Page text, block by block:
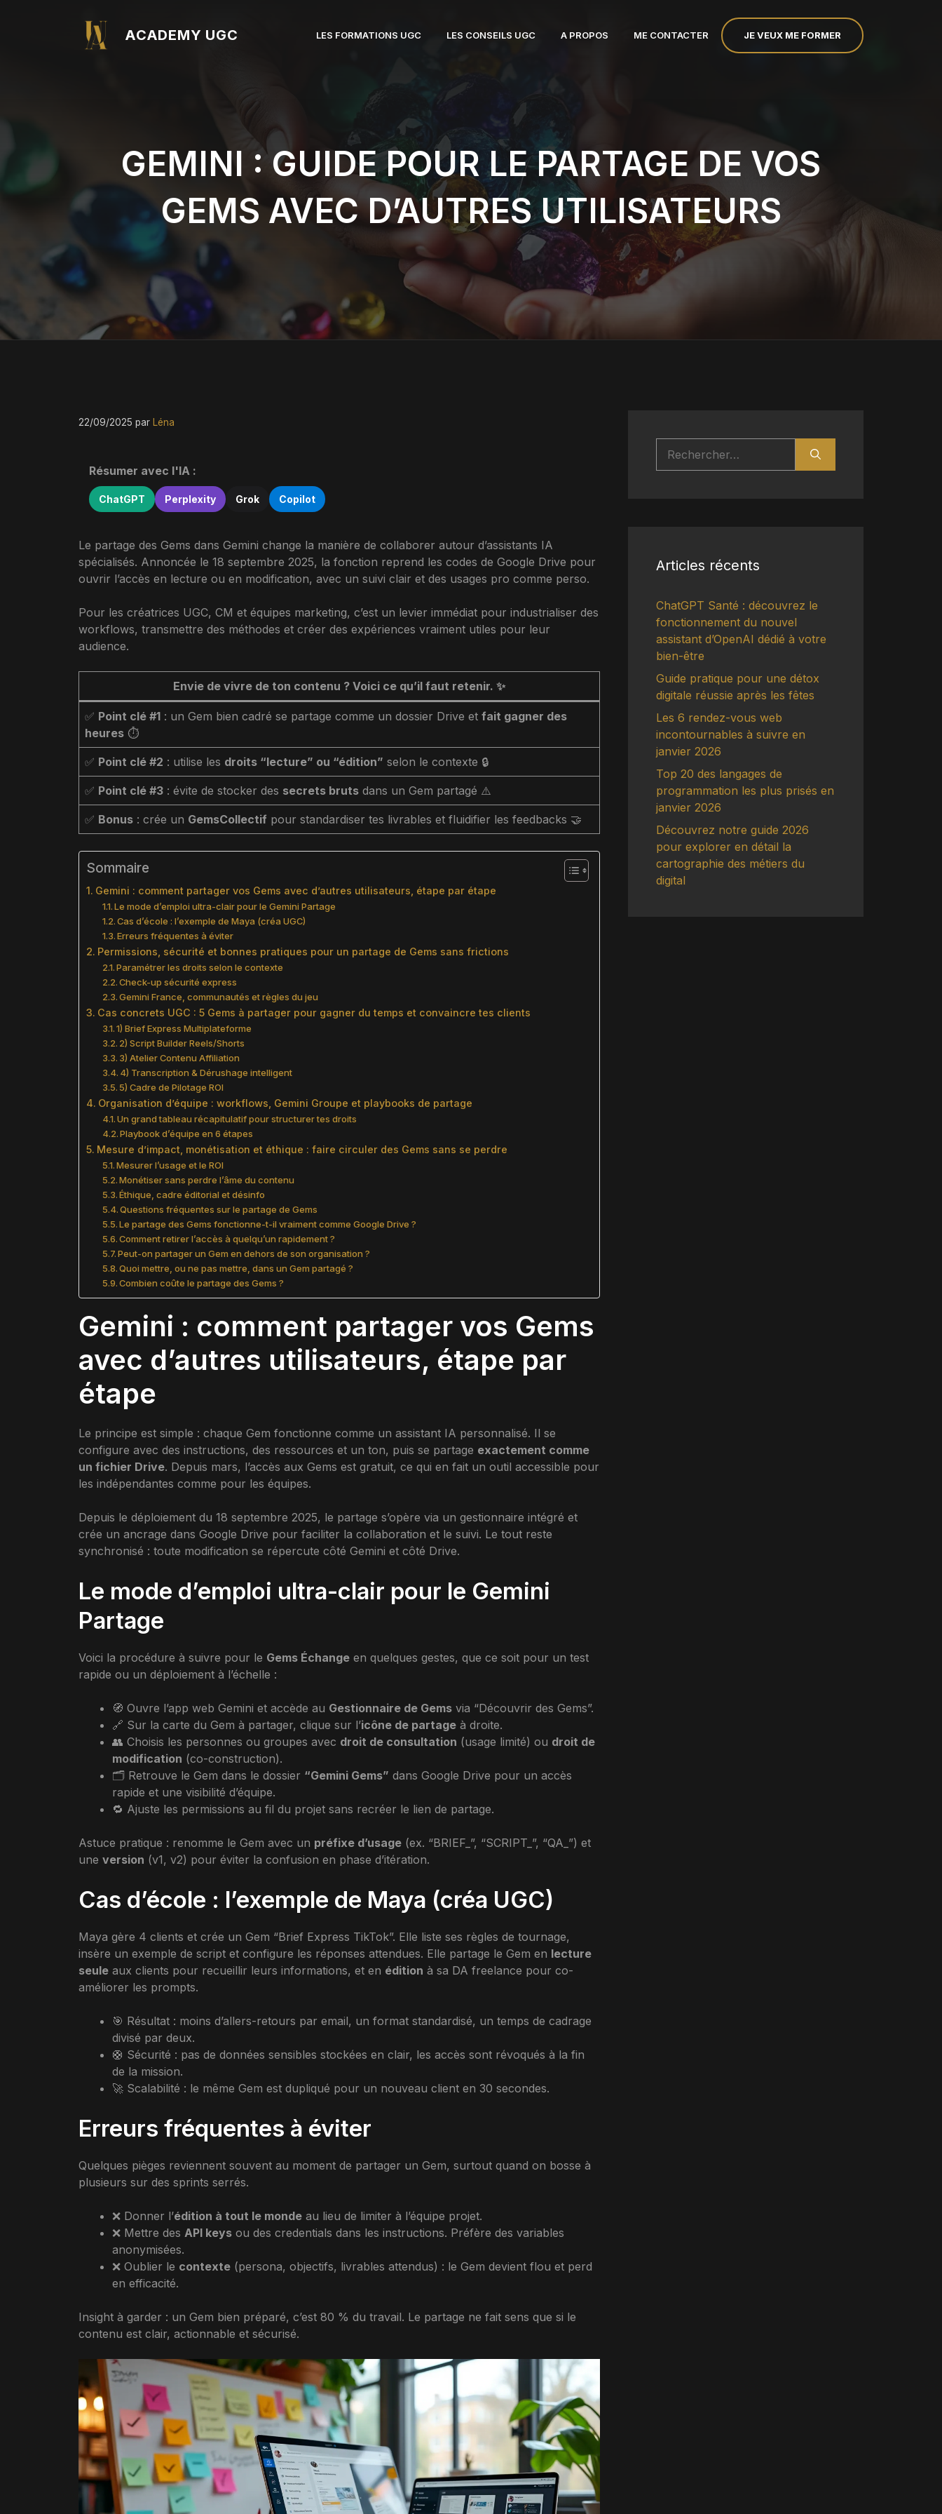
ACADEMY UGC LES FORMATIONS UGC LES CONSEILS UGC A PROPOS ME CONTACTER JE VEUX ME FORMER
GEMINI : GUIDE POUR LE PARTAGE DE VOS
GEMS AVEC D’AUTRES UTILISATEURS
22/09/2025 par Léna
Résumer avec l'IA :
ChatGPT Perplexity Grok Copilot
Le partage des Gems dans Gemini change la manière de collaborer autour d’assistants IA
spécialisés. Annoncée le 18 septembre 2025, la fonction reprend les codes de Google Drive pour
ouvrir l’accès en lecture ou en modification, avec un suivi clair et des usages pro comme perso.
Pour les créatrices UGC, CM et équipes marketing, c’est un levier immédiat pour industrialiser des
workflows, transmettre des méthodes et créer des expériences vraiment utiles pour leur
audience.
Envie de vivre de ton contenu ? Voici ce qu’il faut retenir. ✨
✅ Point clé #1 : un Gem bien cadré se partage comme un dossier Drive et fait gagner des
heures ⏱️
✅ Point clé #2 : utilise les droits “lecture” ou “édition” selon le contexte 🔒
✅ Point clé #3 : évite de stocker des secrets bruts dans un Gem partagé ⚠️
✅ Bonus : crée un GemsCollectif pour standardiser tes livrables et fluidifier les feedbacks 🤝
Sommaire
Gemini : comment partager vos Gems avec d’autres utilisateurs, étape par étape
Le mode d’emploi ultra-clair pour le Gemini Partage
Cas d’école : l’exemple de Maya (créa UGC)
Erreurs fréquentes à éviter
Permissions, sécurité et bonnes pratiques pour un partage de Gems sans frictions
Paramétrer les droits selon le contexte
Check-up sécurité express
Gemini France, communautés et règles du jeu
Cas concrets UGC : 5 Gems à partager pour gagner du temps et convaincre tes clients
1) Brief Express Multiplateforme
2) Script Builder Reels/Shorts
3) Atelier Contenu Affiliation
4) Transcription & Dérushage intelligent
5) Cadre de Pilotage ROI
Organisation d’équipe : workflows, Gemini Groupe et playbooks de partage
Un grand tableau récapitulatif pour structurer tes droits
Playbook d’équipe en 6 étapes
Mesure d’impact, monétisation et éthique : faire circuler des Gems sans se perdre
Mesurer l’usage et le ROI
Monétiser sans perdre l’âme du contenu
Éthique, cadre éditorial et désinfo
Questions fréquentes sur le partage de Gems
Le partage des Gems fonctionne-t-il vraiment comme Google Drive ?
Comment retirer l’accès à quelqu’un rapidement ?
Peut-on partager un Gem en dehors de son organisation ?
Quoi mettre, ou ne pas mettre, dans un Gem partagé ?
Combien coûte le partage des Gems ?
Gemini : comment partager vos Gems
avec d’autres utilisateurs, étape par
étape
Le principe est simple : chaque Gem fonctionne comme un assistant IA personnalisé. Il se
configure avec des instructions, des ressources et un ton, puis se partage exactement comme
un fichier Drive. Depuis mars, l’accès aux Gems est gratuit, ce qui en fait un outil accessible pour
les indépendantes comme pour les équipes.
Depuis le déploiement du 18 septembre 2025, le partage s’opère via un gestionnaire intégré et
crée un ancrage dans Google Drive pour faciliter la collaboration et le suivi. Le tout reste
synchronisé : toute modification se répercute côté Gemini et côté Drive.
Le mode d’emploi ultra-clair pour le Gemini
Partage
Voici la procédure à suivre pour le Gems Échange en quelques gestes, que ce soit pour un test
rapide ou un déploiement à l’échelle :
🧭 Ouvre l’app web Gemini et accède au Gestionnaire de Gems via “Découvrir des Gems”.
🔗 Sur la carte du Gem à partager, clique sur l’icône de partage à droite.
👥 Choisis les personnes ou groupes avec droit de consultation (usage limité) ou droit de
modification (co-construction).
🗂️ Retrouve le Gem dans le dossier “Gemini Gems” dans Google Drive pour un accès
rapide et une visibilité d’équipe.
🔁 Ajuste les permissions au fil du projet sans recréer le lien de partage.
Astuce pratique : renomme le Gem avec un préfixe d’usage (ex. “BRIEF_”, “SCRIPT_”, “QA_”) et
une version (v1, v2) pour éviter la confusion en phase d’itération.
Cas d’école : l’exemple de Maya (créa UGC)
Maya gère 4 clients et crée un Gem “Brief Express TikTok”. Elle liste ses règles de tournage,
insère un exemple de script et configure les réponses attendues. Elle partage le Gem en lecture
seule aux clients pour recueillir leurs informations, et en édition à sa DA freelance pour co-
améliorer les prompts.
🎯 Résultat : moins d’allers-retours par email, un format standardisé, un temps de cadrage
divisé par deux.
🛟 Sécurité : pas de données sensibles stockées en clair, les accès sont révoqués à la fin
de la mission.
🚀 Scalabilité : le même Gem est dupliqué pour un nouveau client en 30 secondes.
Erreurs fréquentes à éviter
Quelques pièges reviennent souvent au moment de partager un Gem, surtout quand on bosse à
plusieurs sur des sprints serrés.
❌ Donner l’édition à tout le monde au lieu de limiter à l’équipe projet.
❌ Mettre des API keys ou des credentials dans les instructions. Préfère des variables
anonymisées.
❌ Oublier le contexte (persona, objectifs, livrables attendus) : le Gem devient flou et perd
en efficacité.
Insight à garder : un Gem bien préparé, c’est 80 % du travail. Le partage ne fait sens que si le
contenu est clair, actionnable et sécurisé.
Articles récents
ChatGPT Santé : découvrez le
fonctionnement du nouvel
assistant d’OpenAI dédié à votre
bien-être
Guide pratique pour une détox
digitale réussie après les fêtes
Les 6 rendez-vous web
incontournables à suivre en
janvier 2026
Top 20 des langages de
programmation les plus prisés en
janvier 2026
Découvrez notre guide 2026
pour explorer en détail la
cartographie des métiers du
digital